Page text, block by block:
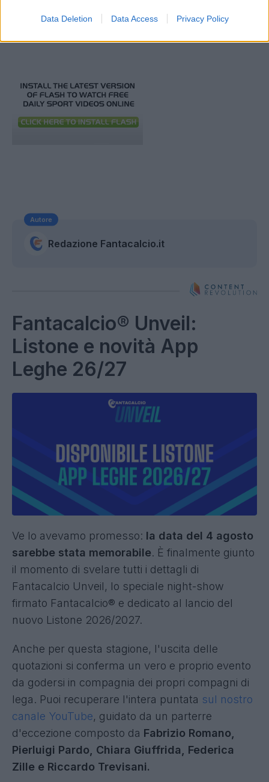
Data Deletion Data Access Privacy Policy
Autore
Redazione Fantacalcio.it
Fantacalcio® Unveil:
Listone e novità App
Leghe 26/27
Ve lo avevamo promesso: la data del 4 agosto
sarebbe stata memorabile. È finalmente giunto
il momento di svelare tutti i dettagli di
Fantacalcio Unveil, lo speciale night-show
firmato Fantacalcio® e dedicato al lancio del
nuovo Listone 2026/2027.
Anche per questa stagione, l'uscita delle
quotazioni si conferma un vero e proprio evento
da godersi in compagnia dei propri compagni di
lega. Puoi recuperare l'intera puntata sul nostro
canale YouTube, guidato da un parterre
d'eccezione composto da Fabrizio Romano,
Pierluigi Pardo, Chiara Giuffrida, Federica
Zille e Riccardo Trevisani.